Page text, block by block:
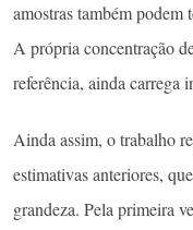
amostras também podem
A própria concentração
referência, ainda carrega
Ainda assim, o trabalho
estimativas anteriores,
grandeza. Pela primeira